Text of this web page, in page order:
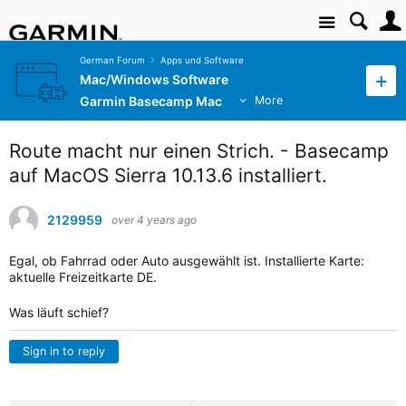
Site
German Forum Apps und Software
Mac/Windows Software
Garmin Basecamp Mac
More
Route macht nur einen Strich. - Basecamp
auf MacOS Sierra 10.13.6 installiert.
2129959 over 4 years ago
Egal, ob Fahrrad oder Auto ausgewählt ist. Installierte Karte:
aktuelle Freizeitkarte DE.
Was läuft schief?
Sign in to reply